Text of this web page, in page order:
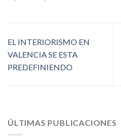
EL INTERIORISMO EN
VALENCIA SE ESTA
PREDEFINIENDO
ÚLTIMAS PUBLICACIONES